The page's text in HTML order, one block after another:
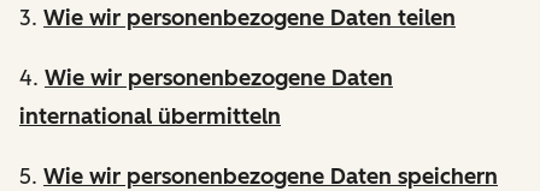
3. Wie wir personenbezogene Daten teilen
4. Wie wir personenbezogene Daten
international übermitteln
5. Wie wir personenbezogene Daten speichern